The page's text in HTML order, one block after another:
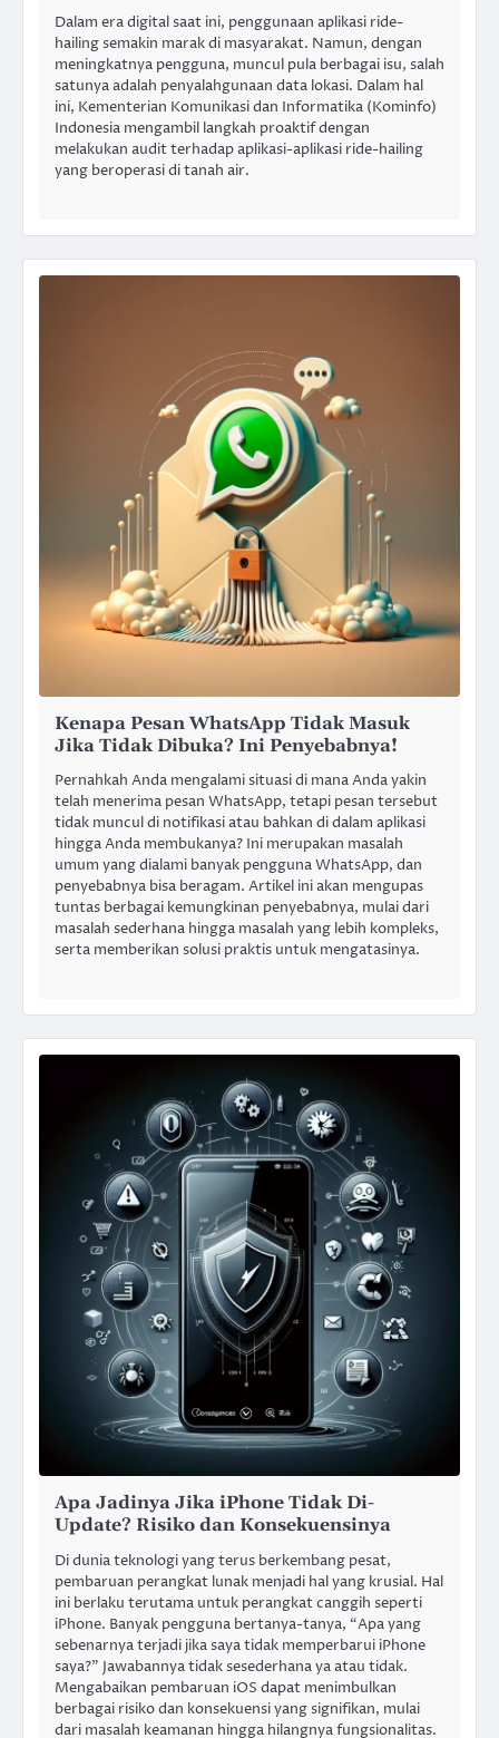
Dalam era digital saat ini, penggunaan aplikasi ride-
hailing semakin marak di masyarakat. Namun, dengan
meningkatnya pengguna, muncul pula berbagai isu, salah
satunya adalah penyalahgunaan data lokasi. Dalam hal
ini, Kementerian Komunikasi dan Informatika (Kominfo)
Indonesia mengambil langkah proaktif dengan
melakukan audit terhadap aplikasi-aplikasi ride-hailing
yang beroperasi di tanah air.
Kenapa Pesan WhatsApp Tidak Masuk
Jika Tidak Dibuka? Ini Penyebabnya!
Pernahkah Anda mengalami situasi di mana Anda yakin
telah menerima pesan WhatsApp, tetapi pesan tersebut
tidak muncul di notifikasi atau bahkan di dalam aplikasi
hingga Anda membukanya? Ini merupakan masalah
umum yang dialami banyak pengguna WhatsApp, dan
penyebabnya bisa beragam. Artikel ini akan mengupas
tuntas berbagai kemungkinan penyebabnya, mulai dari
masalah sederhana hingga masalah yang lebih kompleks,
serta memberikan solusi praktis untuk mengatasinya.
Apa Jadinya Jika iPhone Tidak Di-
Update? Risiko dan Konsekuensinya
Di dunia teknologi yang terus berkembang pesat,
pembaruan perangkat lunak menjadi hal yang krusial. Hal
ini berlaku terutama untuk perangkat canggih seperti
iPhone. Banyak pengguna bertanya-tanya, “Apa yang
sebenarnya terjadi jika saya tidak memperbarui iPhone
saya?” Jawabannya tidak sesederhana ya atau tidak.
Mengabaikan pembaruan iOS dapat menimbulkan
berbagai risiko dan konsekuensi yang signifikan, mulai
dari masalah keamanan hingga hilangnya fungsionalitas.